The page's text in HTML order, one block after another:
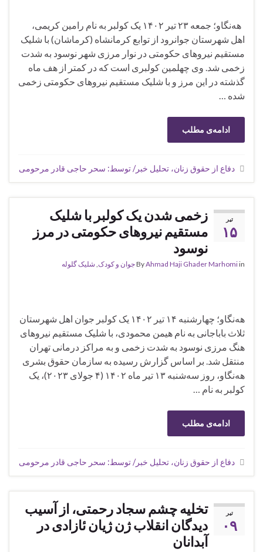
هه‌نگاو؛ جمعه ۲۳ تیر ۱۴۰۲ یک کولبر به نام رامین کریمی،
اهل شهرستان جوانرود از توابع کرمانشاه (کرماشان) با شلیک
مستقیم نیروهای حکومتی در نوار مرزی شهر نوسود به شدت
زخمی شد. وی چهلمین کولبری است که در کمتر از هف ماه
گذشته در این مرز و با شلیک مستقیم نیروهای حکومتی زخمی
شده …
ادامه‌ی مطلب
دفاع از حقوق زنان، تحلیل خبر/ توسط: سحر حاجی قادر مرحومی
تیر
۱۵
زخمی شدن یک کولبر با شلیک
مستقیم نیروهای حکومتی در مرز
نوسود
ByAhmad Haji Ghader Marhomiin جوان و کودک شلیک گلوله
هه‌نگاو؛ چهارشنبه ۱۴ تیر ۱۴۰۲ یک کولبر جوان اهل شهرستان
ثلاث باباجانی به نام هیمن محمودی، با شلیک مستقیم نیروهای
هنگ مرزی نوسود به شدت زخمی و به مراکز درمانی تهران
منتقل شد. بر اساس گزارش رسیده به سازمان حقوق بشری
هه‌نگاو، روز سه‌شنبه ۱۳ تیر ماه ۱۴۰۲ (۴ جولای ۲۰۲۳)، یک
کولبر به نام …
ادامه‌ی مطلب
دفاع از حقوق زنان، تحلیل خبر/ توسط: سحر حاجی قادر مرحومی
تیر
۰۹
تخلیه چشم سجاد رحمتی، از آسیب
دیدگان انقلاب ژن ژیان ئازادی در
آبدانان